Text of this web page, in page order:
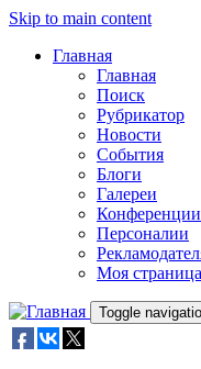
Skip to main content
Главная
Главная
Поиск
Рубрикатор
Новости
События
Блоги
Галереи
Конференции
Персоналии
Моя страница
Toggle